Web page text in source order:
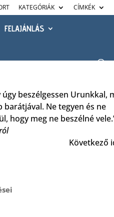
KATEGÓRIÁK CÍMKÉK
FELAJÁNLÁS
úgy beszélgessen Urunkkal,
barátjával. Ne tegyen és ne
hogy meg ne beszélné
Következő